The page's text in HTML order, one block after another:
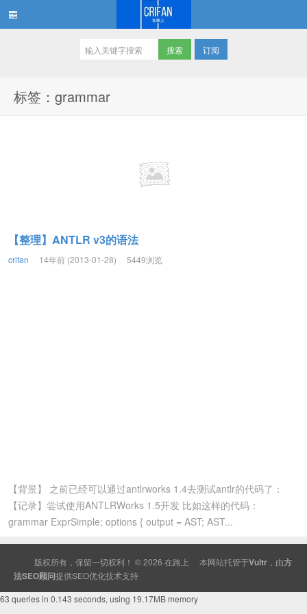
订阅
标签：grammar
【整理】ANTLR v3的语法
crifan 14年前 (2013-01-28) 5449浏览
【背景】 之前已经可以通过antlrworks 1.4去测试antlr的代码了：
【记录】尝试使用ANTLRWorks 1.5开发 比如这样的代码：
grammar ExprSimple; options { output = AST; AST...
版权所有，保留一切权利！ © 2026 在路上 本网站托管于Vultr ，由方
法SEO顾问提供SEO优化技术支持
63 queries in 0.143 seconds, using 19.17MB memory